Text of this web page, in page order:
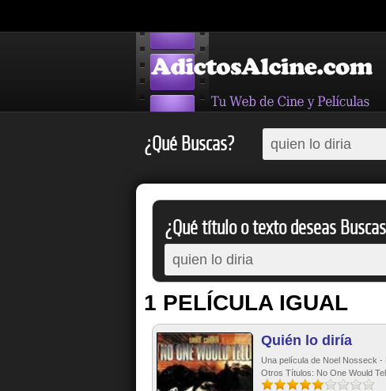
¿Qué Buscas?
¿Qué título o texto deseas
1 PELÍCULA IGUAL
Quién lo diría
Una película de Noel Nosseck -
Otros Títulos: No One Would